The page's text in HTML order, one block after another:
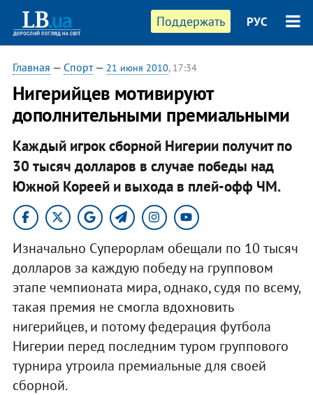
Поддержать РУС
Главная — Спорт— 21 июня 2010, 17:34
Нигерийцев мотивируют
дополнительными премиальными
Каждый игрок сборной Нигерии получит по
30 тысяч долларов в случае победы над
Южной Кореей и выхода в плей-офф ЧМ.
Изначально Суперорлам обещали по 10 тысяч
долларов за каждую победу на групповом
этапе чемпионата мира, однако, судя по всему,
такая премия не смогла вдохновить
нигерийцев, и потому федерация футбола
Нигерии перед последним туром группового
турнира утроила премиальные для своей
сборной.